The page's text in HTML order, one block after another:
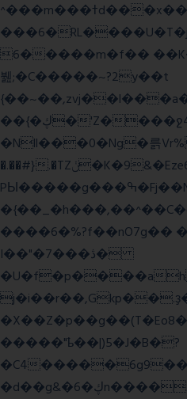
^���m���ߙd���x���hM�X�Rw�IO�m
6�����m�f��
뷆;�C�����~?2y��t
��{�ڮ�'Z����
�Nll���0�Ng�륽
�.��#}.�TZݩ�K�9&�Eze6�.��ŀ��v��
PЫ�����g���ߒ�Fj��N.?
�{��_�h��
����6�%?f��nO7
I��"�7 ���ڎ�
�U�f�p����a
�����"ҍ��|)5�J�B�?
�C4
�d��g&�6�ڮn����A�q�K}.�v'�ڭy8